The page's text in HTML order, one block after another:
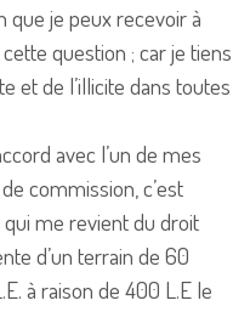
que je peux recevoir à
question ; car je tiens
et de l’illicite dans toutes
avec l’un de mes
commission, c’est
qui me revient du droit
d’un terrain de 60
à raison de 400 L.E le